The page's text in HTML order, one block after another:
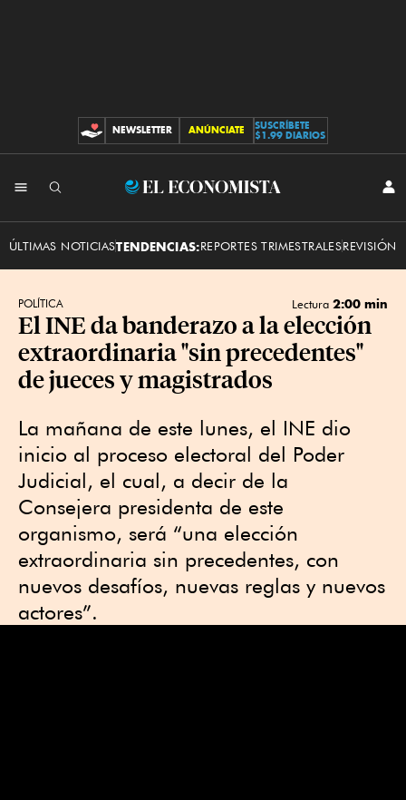
CONTRIBUCIONES
NEWSLETTER ANÚNCIATE
SUSCRÍBETE
$1.99 DIARIOS
El
ÚLTIMAS NOTICIASTENDENCIAS:REPORTES TRIMESTRALESREVISIÓN
POLÍTICA Lectura 2:00 min
El INE da banderazo a la elección
extraordinaria "sin precedentes"
de jueces y magistrados
La mañana de este lunes, el INE dio
inicio al proceso electoral del Poder
Judicial, el cual, a decir de la
Consejera presidenta de este
organismo, será “una elección
extraordinaria sin precedentes, con
nuevos desafíos, nuevas reglas y nuevos
actores”.